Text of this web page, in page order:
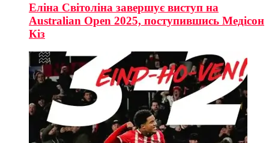
Еліна Світоліна завершує виступ на
Australian Open 2025, поступившись Медісон
Кіз